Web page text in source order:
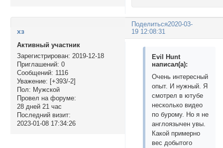
Поделиться2020-03-
19 12:08:31
хз
Активный участник
Зарегистрирован: 2019-12-18
Приглашений: 0
Сообщений: 1116
Уважение: [+393/-2]
Пол: Мужской
Провел на форуме:
28 дней 21 час
Последний визит:
2023-01-08 17:34:26
Evil Hunt
написал(а):
Очень интересный
опыт. И нужный. Я
смотрел в ютубе
несколько видео
по бурому. Но я не
англоязычен увы.
Какой примерно
вес добытого